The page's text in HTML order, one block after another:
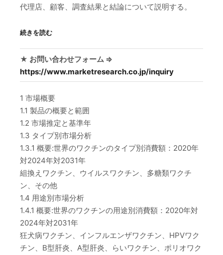
代理店、顧客、調査結果と結論について説明する。
続きを読む
★ お問い合わせフォーム ⇒
https://www.marketresearch.co.jp/inquiry
1 市場概要
1.1 製品の概要と範囲
1.2 市場推定と基準年
1.3 タイプ別市場分析
1.3.1 概要:世界のワクチンのタイプ別消費額：2020年
対2024年対2031年
組換えワクチン、ウイルスワクチン、多糖類ワクチ
ン、その他
1.4 用途別市場分析
1.4.1 概要:世界のワクチンの用途別消費額：2020年対
2024年対2031年
狂犬病ワクチン、インフルエンザワクチン、HPVワク
チン、B型肝炎、A型肝炎、らいワクチン、ポリオワク